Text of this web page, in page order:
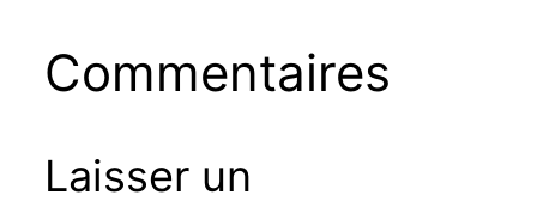
Commentaires
Laisser un